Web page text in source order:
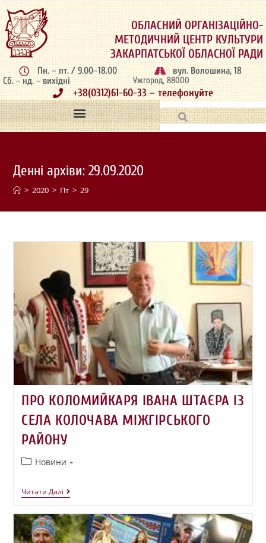
ОБЛАСНИЙ ОРГАНІЗАЦІЙНО-
МЕТОДИЧНИЙ ЦЕНТР КУЛЬТУРИ
ЗАКАРПАТСЬКОЇ ОБЛАСНОЇ РАДИ
Пн. – пт. / 9.00–18.00
Сб. – нд. – вихідні
вул. Волошина, 18
Ужгород, 88000
+38(0312)61-60-33 – телефонуйте
Денні архіви: 29.09.2020
> 2020 > Пт > 29
ПРО КОЛОМИЙКАРЯ ІВАНА ШТАЄРА ІЗ
СЕЛА КОЛОЧАВА МІЖГІРСЬКОГО
РАЙОНУ
Новини
Читати Далі